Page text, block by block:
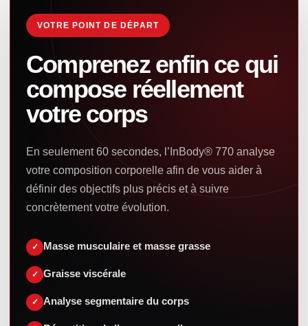
VOTRE POINT DE DÉPART
Comprenez enfin ce qui
compose réellement
votre corps
En seulement 60 secondes, l’InBody® 770 analyse
votre composition corporelle afin de vous aider à
définir des objectifs plus précis et à suivre
concrètement votre évolution.
Masse musculaire et masse grasse
Graisse viscérale
Analyse segmentaire du corps